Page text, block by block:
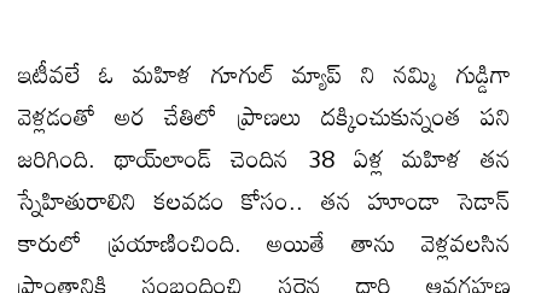
ఇటీవలే ఓ మహిళ గూగుల్ మ్యాప్ ని నమ్మి గుడ్డిగా
వెళ్లడంతో అర చేతిలో ప్రాణలు దక్కించుకున్నంత పని
జరిగింది. థాయ్‌లాండ్‌ చెందిన 38 ఏళ్ల మహిళ తన
స్నేహితురాలిని కలవడం కోసం.. తన హూండా సెడాన్
కారులో ప్రయాణించింది. అయితే తాను వెళ్లవలసిన